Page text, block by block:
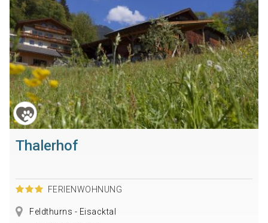
Thalerhof
FERIENWOHNUNG
Feldthurns - Eisacktal